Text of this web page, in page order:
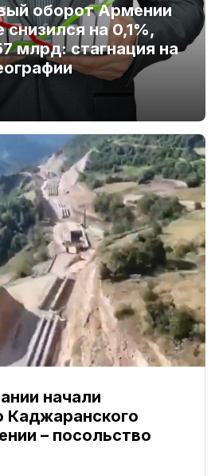
оборот Армении
снизился на 0,1%,
млрд: стагнация на
начали
Каджаранского
– посольство